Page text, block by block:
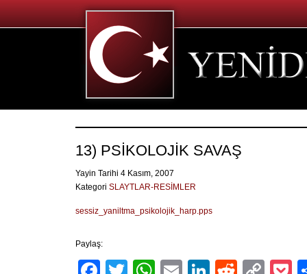
13) PSİKOLOJİK SAVAŞ
Yayin Tarihi 4 Kasım, 2007
Kategori SLAYTLAR-RESİMLER
sessiz_yaniltma_psikolojik_harp.pps
Paylaş: